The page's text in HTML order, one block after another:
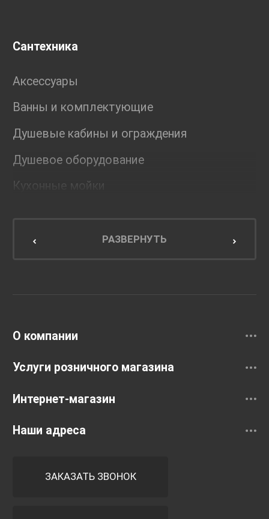
Сантехника
Аксессуары
Ванны и комплектующие
Душевые кабины и ограждения
Душевое оборудование
Кухонные мойки
Мебель для кухниРАЗВЕРНУТЬ
О компании
Услуги розничного магазина
Интернет-магазин
Наши адреса
ЗАКАЗАТЬ ЗВОНОК